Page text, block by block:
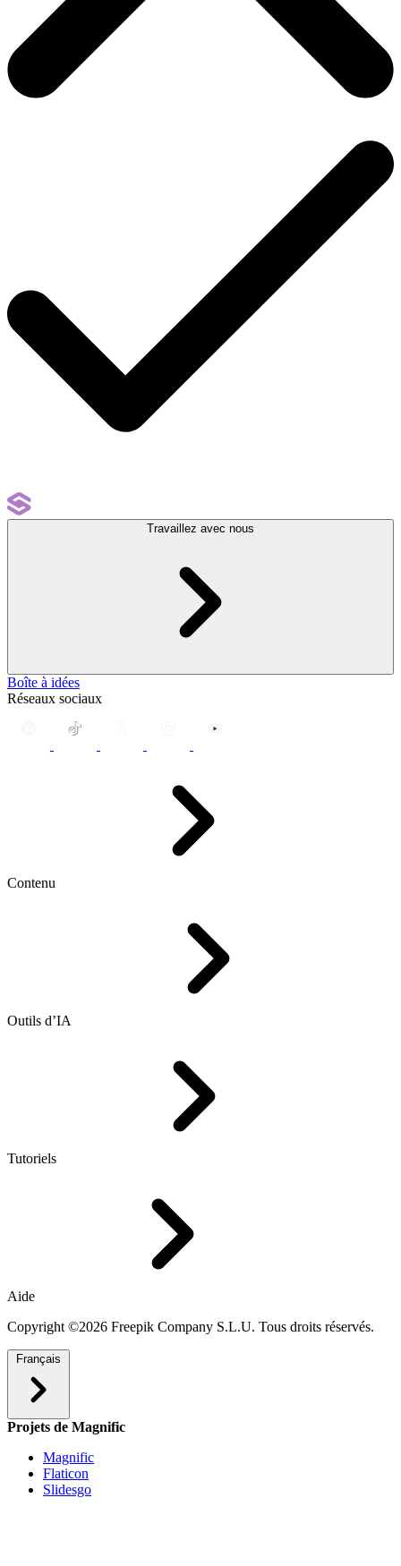
Travaillez avec nous
Boîte à idées
Réseaux sociaux
Contenu
Outils d’IA
Tutoriels
Aide
Copyright ©2026 Freepik Company S.L.U. Tous droits réservés.
Français
Projets de Magnific
Magnific
Flaticon
Slidesgo